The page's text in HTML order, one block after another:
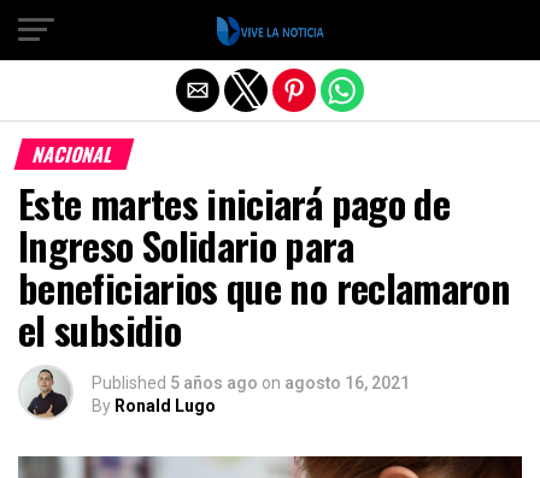
NACIONAL
Este martes iniciará pago de
Ingreso Solidario para
beneficiarios que no reclamaron
el subsidio
Published 5 años ago on agosto 16, 2021
By Ronald Lugo
Salir de la versión móvil